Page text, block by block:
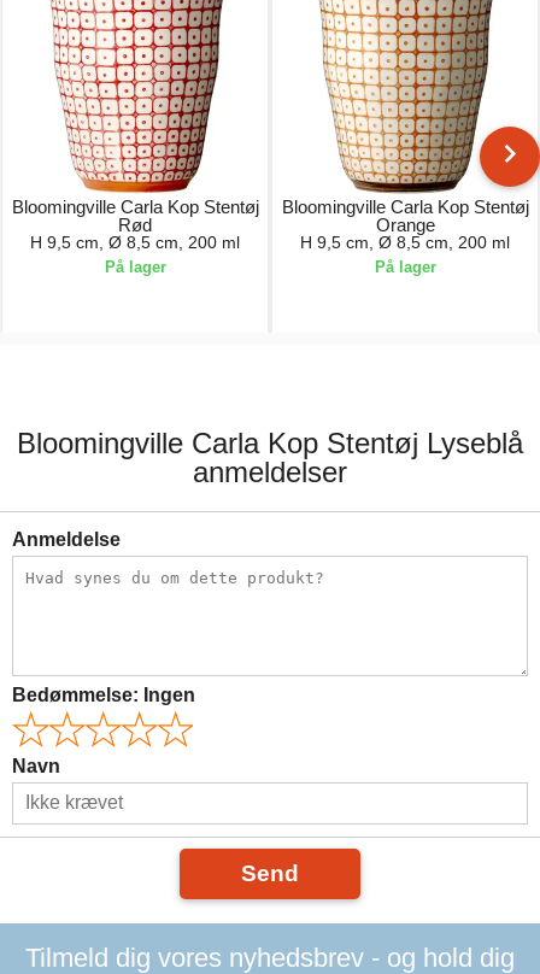
Bloomingville Carla Kop Stentøj
Rød
H 9,5 cm, Ø 8,5 cm, 200 ml
På lager
Bloomingville Carla Kop Stentøj
Orange
H 9,5 cm, Ø 8,5 cm, 200 ml
På lager
Bloomingville Carla Kop Stentøj Lyseblå
anmeldelser
Anmeldelse
Bedømmelse: Ingen
Navn
Send
Tilmeld dig vores nyhedsbrev - og hold dig